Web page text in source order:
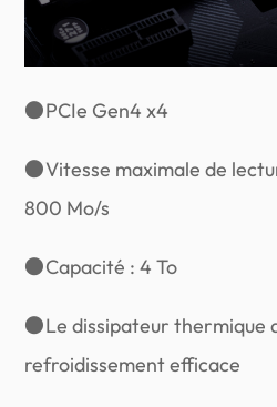
●PCIe Gen4 x4
●Vitesse maximale de
800 Mo/s
●Capacité : 4 To
●Le dissipateur thermique
refroidissement efficace